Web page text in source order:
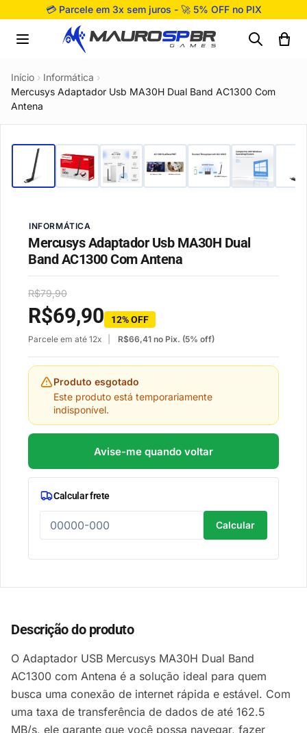
Pular para o conteúdo
💳 Parcele em 3x sem juros - 🚀 5% OFF no PIX
Início › Informática ›
Mercusys Adaptador Usb MA30H Dual Band AC1300 Com
Antena
INFORMÁTICA
Mercusys Adaptador Usb MA30H Dual
Band AC1300 Com Antena
R$79,90
R$69,90 12% OFF
Parcele em até 12x R$66,41 no Pix. (5% off)
Produto esgotado
Este produto está temporariamente
indisponível.
Avise-me quando voltar
Calcular frete
Calcular
Descrição do produto
O Adaptador USB Mercusys MA30H Dual Band
AC1300 com Antena é a solução ideal para quem
busca uma conexão de internet rápida e estável. Com
uma taxa de transferência de dados de até 162.5
MB/s, ele garante que você possa navegar, fazer